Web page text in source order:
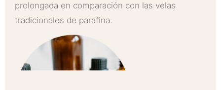
prolongada en comparación con las velas
tradicionales de parafina.